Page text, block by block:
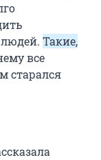
людей. Такие,
все
старался